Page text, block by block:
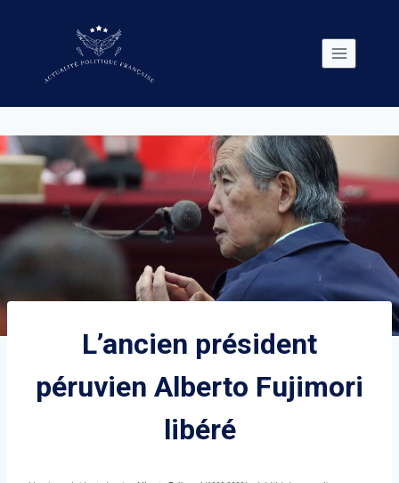
L’ancien président
péruvien Alberto Fujimori
libéré